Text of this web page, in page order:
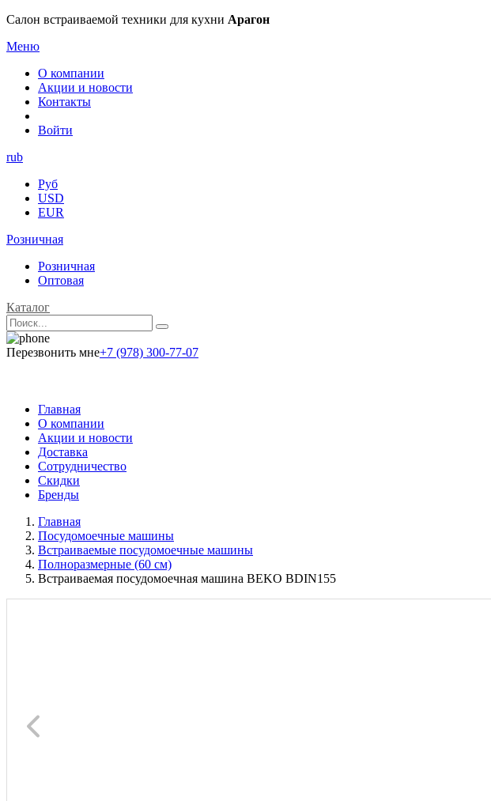
Салон встраиваемой техники для кухни Арагон
Меню
О компании
Акции и новости
Контакты
Войти
rub
Руб
USD
EUR
Розничная
Розничная
Оптовая
Каталог
Перезвонить мне+7 (978) 300-77-07
Главная
О компании
Акции и новости
Доставка
Сотрудничество
Скидки
Бренды
Главная
Посудомоечные машины
Встраиваемые посудомоечные машины
Полноразмерные (60 см)
Встраиваемая посудомоечная машина BEKO BDIN155